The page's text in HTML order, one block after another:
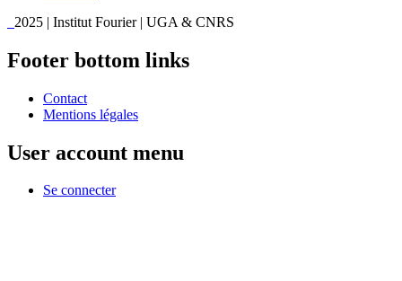
2025 | Institut Fourier | UGA & CNRS
Footer bottom links
Contact
Mentions légales
User account menu
Se connecter